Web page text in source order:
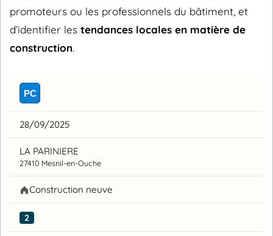
promoteurs ou les professionnels du bâtiment, et
d’identifier les tendances locales en matière de
construction.
PC
28/09/2025
LA PARINIERE
27410 Mesnil-en-Ouche
Construction neuve
2